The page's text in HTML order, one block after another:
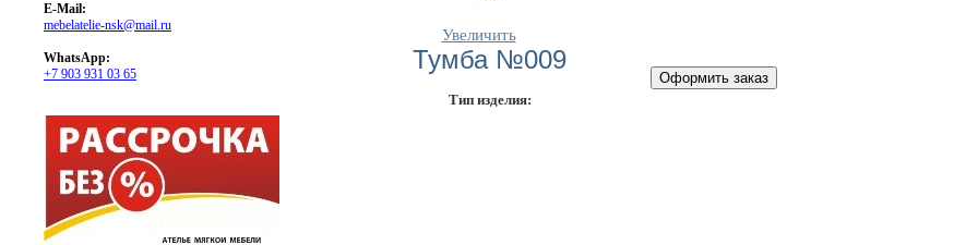
E-Mail:
mebelatelie-nsk@mail.ru
WhatsApp:
+7 903 931 03 65
Увеличить
Тумба №009
Тип изделия: